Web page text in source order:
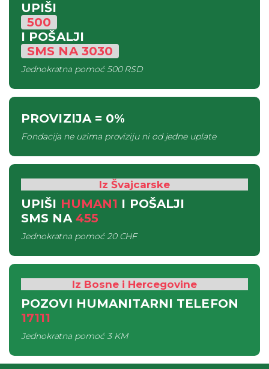
UPIŠI
500
I POŠALJI
SMS NA3030
Jednokratna pomoć500 RSD
PROVIZIJA= 0%
Fondacija ne uzima proviziju ni od jedne uplate
Iz Švajcarske
UPIŠI HUMAN1 I POŠALJI
SMS NA 455
Jednokratna pomoć20 CHF
Iz Bosne i Hercegovine
POZOVI HUMANITARNI TELEFON
17111
Jednokratna pomoć3 KM